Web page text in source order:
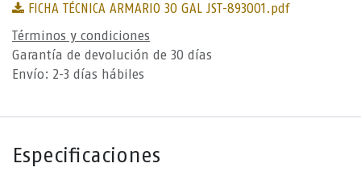
FICHA TÉCNICA ARMARIO 30 GAL JST-893001.pdf
Términos y condiciones
Garantía de devolución de 30 días
Envío: 2-3 días hábiles
Especificaciones